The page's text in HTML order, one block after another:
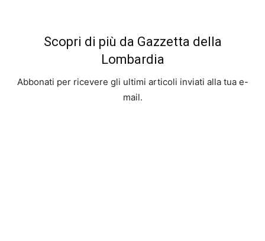
Scopri di più da Gazzetta della
Lombardia
Abbonati per ricevere gli ultimi articoli inviati alla tua e-
mail.